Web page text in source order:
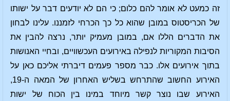
זה כמעט לא אומר להם כלום; כי הם לא יודעים דבר על ישותו
של הכריסטוס במובן שהוא כל כך הכרחי לזמננו. עלינו לבחון
את הדברים הללו אם, במובן מעמיק יותר, נרצה להבין את
הסיבות המקוריות לנפילה באירועים העכשוויים, ובחיי האנושות
בתוך אירועים אלו. כבר מספר פעמים דיברתי אליכם כאן על
האירוע החשוב שהתרחש בשליש האחרון של המאה ה-19,
האירוע שבו נוצר קשר מיוחד במינו בין הכוח של ישות